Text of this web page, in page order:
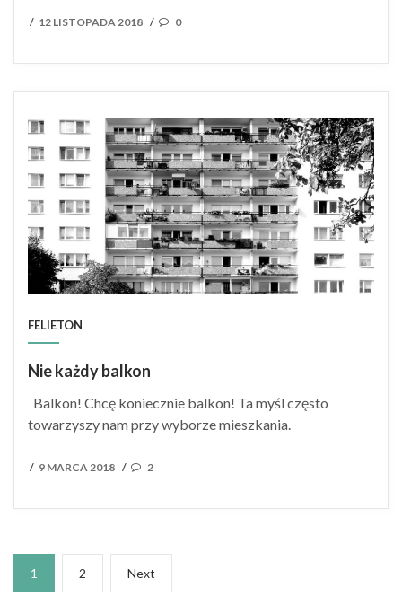
/ POSTED
12 LISTOPADA 2018 / 0
FELIETON
Nie każdy balkon
Balkon! Chcę koniecznie balkon! Ta myśl często
towarzyszy nam przy wyborze mieszkania.
/ POSTED
9 MARCA 2018 / 2
Nawigacja
po
Page
1 Page
2 Next
page